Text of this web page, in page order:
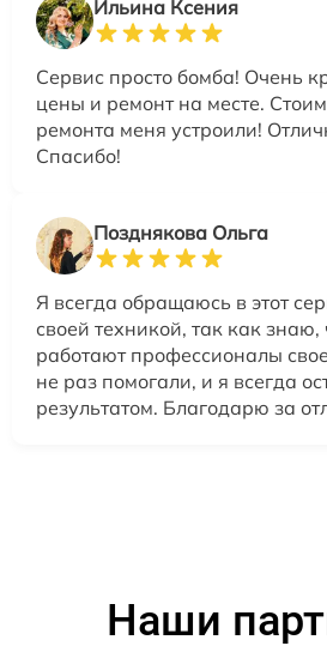
Ильина Ксения
Сервис просто бомба! Очень
цены и ремонт на месте.
ремонта меня устроили!
Спасибо!
Позднякова Ольга
Я всегда обращаюсь в этот
своей техникой, так как знаю,
работают профессионалы
не раз помогали, и я всегда
результатом. Благодарю за
Наши